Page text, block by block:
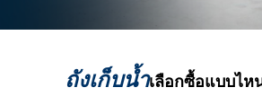
ถังเก็บน้ำเลือกซื้อแบบไ